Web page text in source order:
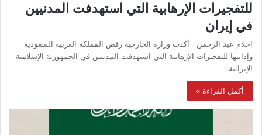
للتفجيرات الإرهابية التي استهدفت المدنيين
في إيران
احلام عبد الرحمن أكدت وزارة الخارجية رفض المملكة العربية السعودية
وإدانتها للتفجيرات الإرهابية التي استهدفت المدنيين في الجمهورية الإسلامية
الإيرانية.…
أكمل القراءة »